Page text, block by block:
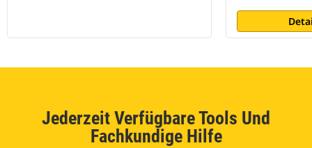
Jederzeit Verfügbare Tools Und
Fachkundige Hilfe